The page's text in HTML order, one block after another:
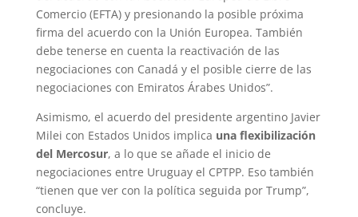
Comercio (EFTA) y presionando la posible próxima
firma del acuerdo con la Unión Europea. También
debe tenerse en cuenta la reactivación de las
negociaciones con Canadá y el posible cierre de las
negociaciones con Emiratos Árabes Unidos”.
Asimismo, el acuerdo del presidente argentino Javier
Milei con Estados Unidos implica una flexibilización
del Mercosur, a lo que se añade el inicio de
negociaciones entre Uruguay el CPTPP. Eso también
“tienen que ver con la política seguida por Trump”,
concluye.